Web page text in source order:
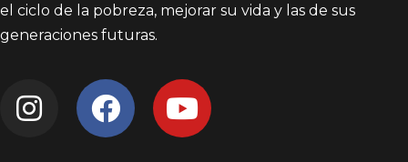
el ciclo de la pobreza, mejorar su vida y las de sus
generaciones futuras.